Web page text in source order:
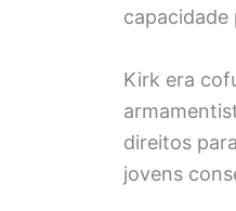
capacidade
Kirk era
direitos
jovens